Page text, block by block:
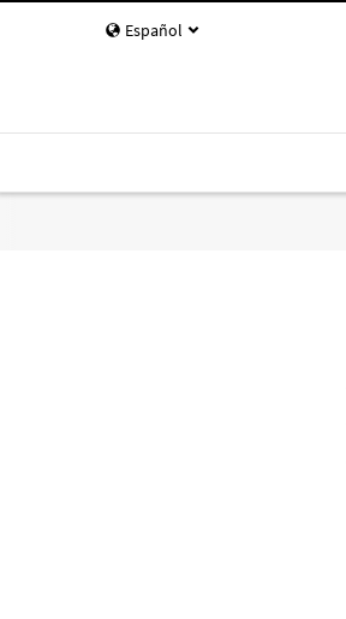
Español